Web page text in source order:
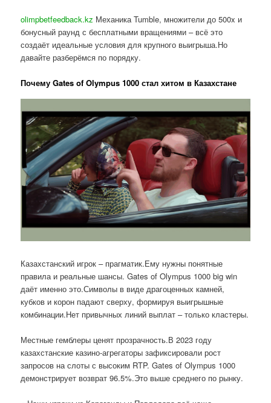
olimpbetfeedback.kz Механика Tumble, множители до 500x и
бонусный раунд с бесплатными вращениями – всё это
создаёт идеальные условия для крупного выигрыша.Но
давайте разберёмся по порядку.
Почему Gates of Olympus 1000 стал хитом в Казахстане
Казахстанский игрок – прагматик.Ему нужны понятные
правила и реальные шансы. Gates of Olympus 1000 big win
даёт именно это.Символы в виде драгоценных камней,
кубков и корон падают сверху, формируя выигрышные
комбинации.Нет привычных линий выплат – только кластеры.
Местные гемблеры ценят прозрачность.В 2023 году
казахстанские казино-агрегаторы зафиксировали рост
запросов на слоты с высоким RTP. Gates of Olympus 1000
демонстрирует возврат 96.5%.Это выше среднего по рынку.